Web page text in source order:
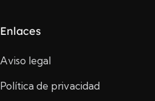
Enlaces
Aviso legal
Política de privacidad